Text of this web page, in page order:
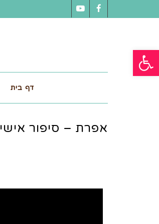
פתח סרגל נגישות
Facebook
YouTube
דף בית
אפרת – סיפור אישי